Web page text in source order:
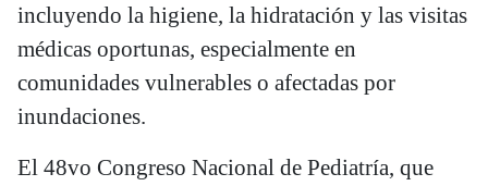
incluyendo la higiene, la hidratación y las visitas
médicas oportunas, especialmente en
comunidades vulnerables o afectadas por
inundaciones.
El 48vo Congreso Nacional de Pediatría, que